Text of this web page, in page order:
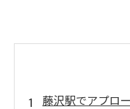
藤沢駅でアプロ